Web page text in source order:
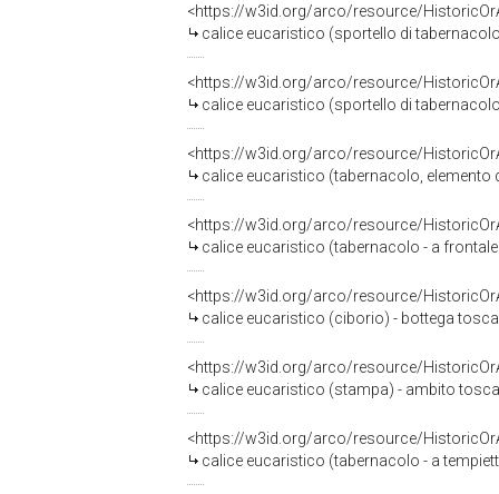
<https://w3id.org/arco/resource/
calice eucaristico (sportello di
<https://w3id.org/arco/resource/
calice eucaristico (sportello di
<https://w3id.org/arco/resource/
calice eucaristico (tabernacolo, elemento
<https://w3id.org/arco/resource/
calice eucaristico (tabernacolo - a
<https://w3id.org/arco/resource/
calice eucaristico (ciborio) - bottega
<https://w3id.org/arco/resource/
calice eucaristico (stampa) - ambito
<https://w3id.org/arco/resource/
calice eucaristico (tabernacolo - a